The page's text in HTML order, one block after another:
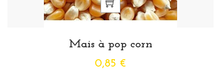
Mais à pop corn
0,85 €